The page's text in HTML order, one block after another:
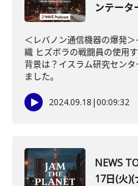
ンテータ
＜レバノン通信機器の爆発
織 ヒズボラの戦闘員の使用
背景は？イスラム研究セン
ました。
2024.09.18 |00:09:32
NEWS
17日(火